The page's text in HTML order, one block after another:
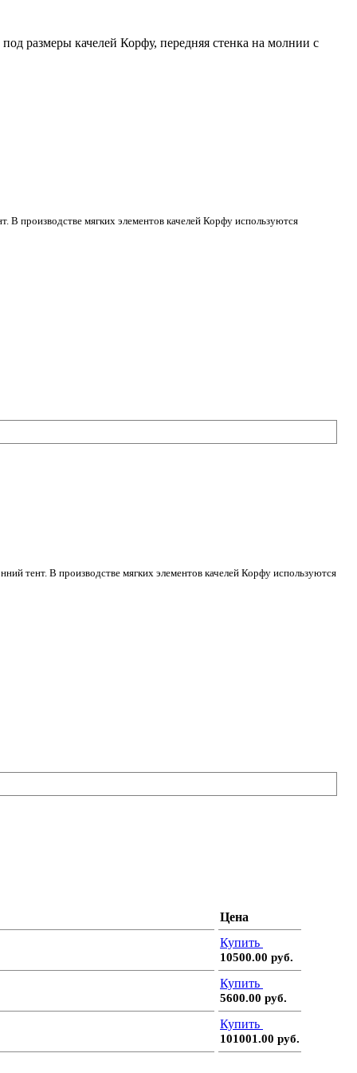
размеры качелей Корфу, передняя стенка на молнии с
В производстве мягких элементов качелей Корфу используются
тент. В производстве мягких элементов качелей Корфу используются
Цена
Купить
10500.00 руб.
Купить
5600.00 руб.
Купить
101001.00 руб.